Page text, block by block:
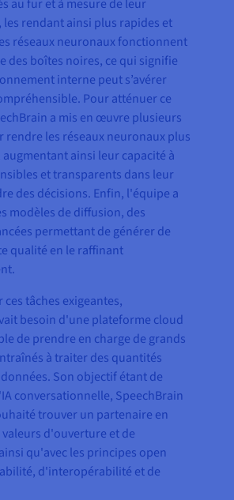
au fur et à mesure de leur
rendant ainsi plus rapides et
réseaux neuronaux fonctionnent
des boîtes noires, ce qui signifie
interne peut s’avérer
Pour atténuer ce
a mis en œuvre plusieurs
rendre les réseaux neuronaux plus
ainsi leur capacité à
et transparents dans leur
des décisions. Enfin, l'équipe a
modèles de diffusion, des
permettant de générer de
qualité en le raffinant
tâches exigeantes,
besoin d'une plateforme cloud
de prendre en charge de grands
à traiter des quantités
Son objectif étant de
conversationnelle, SpeechBrain
trouver un partenaire en
valeurs d'ouverture et de
qu'avec les principes open
d'interopérabilité et de